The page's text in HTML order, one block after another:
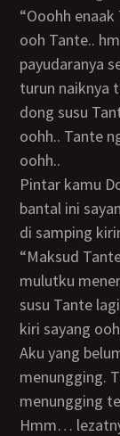
“Ooohh enaak Tante.. ooh Tante.. ooh Tante Tika..
ooh Tante..
payudaranya
turun naiknya
dong susu
oohh.. Tante
oohh..
pintar kamu Doon oohh.. ganjal kepalamu dengan
bantal ini
di samping
“Maksud
mulutku
susu Tante
kiri sayang
Aku yang belum puas memintanya untuk
menungging.
menungging
Hmm…